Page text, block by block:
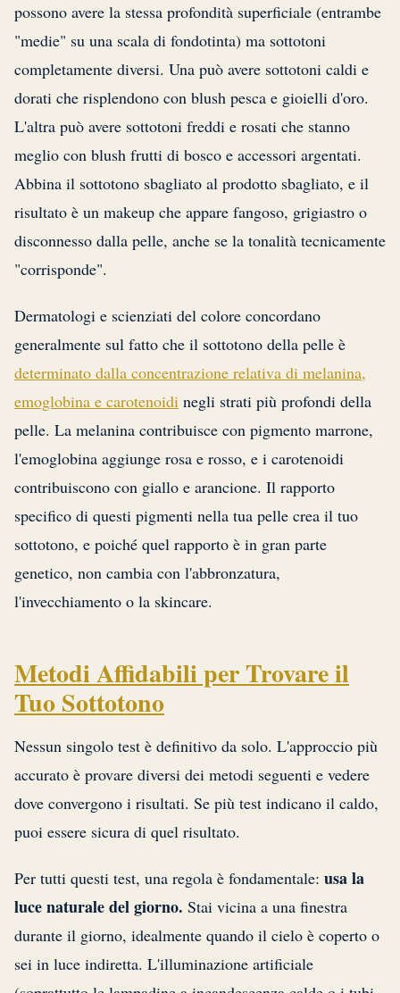
possono avere la stessa profondità superficiale (entrambe
"medie" su una scala di fondotinta) ma sottotoni
completamente diversi. Una può avere sottotoni caldi e
dorati che risplendono con blush pesca e gioielli d'oro.
L'altra può avere sottotoni freddi e rosati che stanno
meglio con blush frutti di bosco e accessori argentati.
Abbina il sottotono sbagliato al prodotto sbagliato, e il
risultato è un makeup che appare fangoso, grigiastro o
disconnesso dalla pelle, anche se la tonalità tecnicamente
"corrisponde".
Dermatologi e scienziati del colore concordano
generalmente sul fatto che il sottotono della pelle è
determinato dalla concentrazione relativa di melanina,
emoglobina e carotenoidi negli strati più profondi della
pelle. La melanina contribuisce con pigmento marrone,
l'emoglobina aggiunge rosa e rosso, e i carotenoidi
contribuiscono con giallo e arancione. Il rapporto
specifico di questi pigmenti nella tua pelle crea il tuo
sottotono, e poiché quel rapporto è in gran parte
genetico, non cambia con l'abbronzatura,
l'invecchiamento o la skincare.
Metodi Affidabili per Trovare il
Tuo Sottotono
Nessun singolo test è definitivo da solo. L'approccio più
accurato è provare diversi dei metodi seguenti e vedere
dove convergono i risultati. Se più test indicano il caldo,
puoi essere sicura di quel risultato.
Per tutti questi test, una regola è fondamentale: usa la
luce naturale del giorno. Stai vicina a una finestra
durante il giorno, idealmente quando il cielo è coperto o
sei in luce indiretta. L'illuminazione artificiale